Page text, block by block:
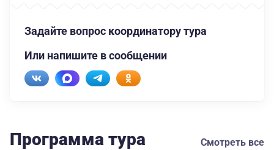
Задайте вопрос координатору тура
Или напишите в сообщении
Программа тура Смотреть все